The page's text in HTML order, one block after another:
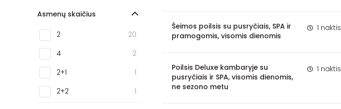
Asmenų skaičius
2
20
4
2
2+1
1
2+2
1
Šeimos poilsis su pusryčiais, SPA ir
pramogomis, visomis dienomis
1 naktis
Poilsis Deluxe kambaryje su
pusryčiais ir SPA, visomis dienomis,
ne sezono metu
1 naktis